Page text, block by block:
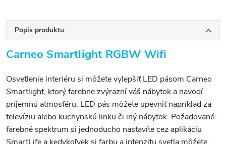
Popis produktu
Carneo Smartlight RGBW Wifi
Osvetlenie interiéru si môžete vylepšiť LED pásom Carneo
Smartlight, ktorý farebne zvýrazní váš nábytok a navodí
príjemnú atmosféru. LED pás môžete upevniť napríklad za
televíziu alebo kuchynskú linku či iný nábytok. Požadované
farebné spektrum si jednoducho nastavíte cez aplikáciu